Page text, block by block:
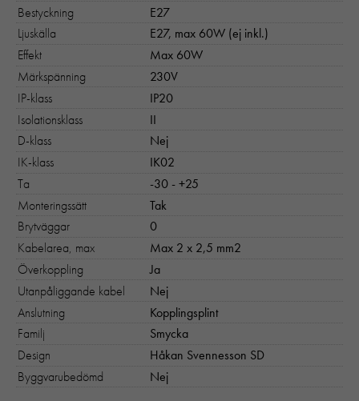
Bestyckning
E27
Ljuskälla
E27, max 60W (ej inkl.)
Effekt
Max 60W
Märkspänning
230V
IP-klass
IP20
Isolationsklass
II
D-klass
Nej
IK-klass
IK02
Ta
-30 - +25
Monteringssätt
Tak
Brytväggar
0
Kabelarea, max
Max 2 x 2,5 mm2
Överkoppling
Ja
Utanpåliggande kabel
Nej
Anslutning
Kopplingsplint
Familj
Smycka
Design
Håkan Svennesson SD
Byggvarubedömd
Nej